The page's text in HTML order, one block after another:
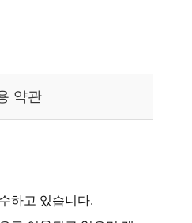
약관
하고 있습니다.